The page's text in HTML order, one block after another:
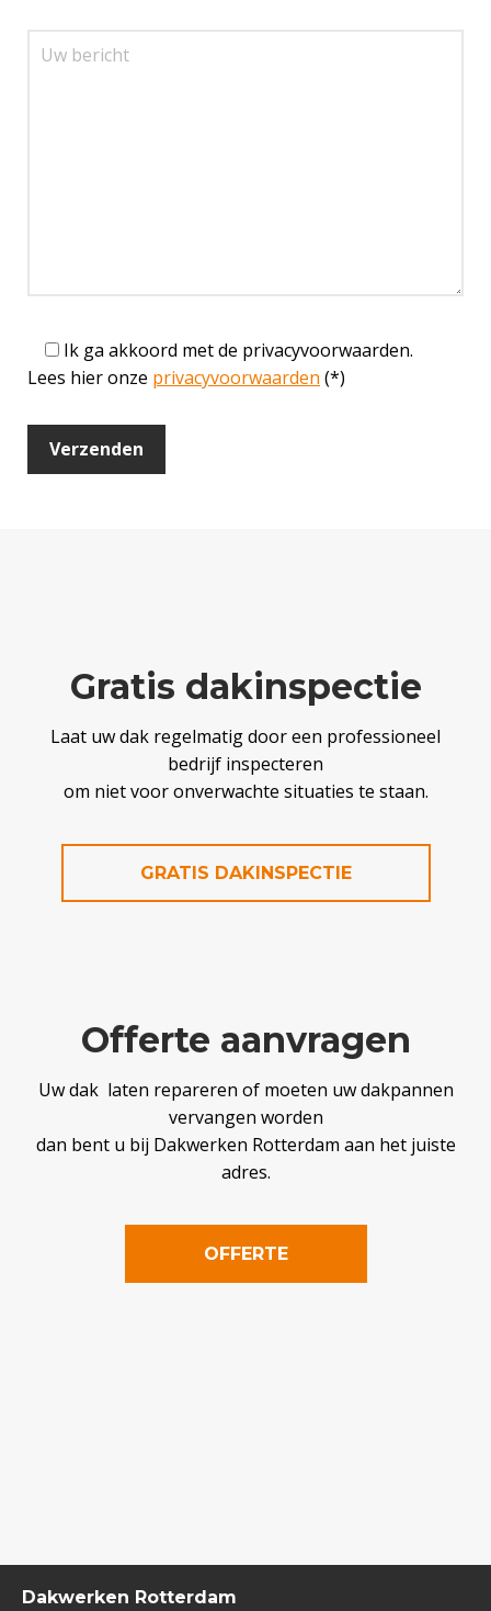
Ik ga akkoord met de privacyvoorwaarden.
Lees hier onze privacyvoorwaarden (*)
Gratis dakinspectie
Laat uw dak regelmatig door een professioneel
bedrijf inspecteren
om niet voor onverwachte situaties te staan.
GRATIS DAKINSPECTIE
Offerte aanvragen
Uw dak laten repareren of moeten uw dakpannen
vervangen worden
dan bent u bij Dakwerken Rotterdam aan het juiste
adres.
OFFERTE
Dakwerken Rotterdam